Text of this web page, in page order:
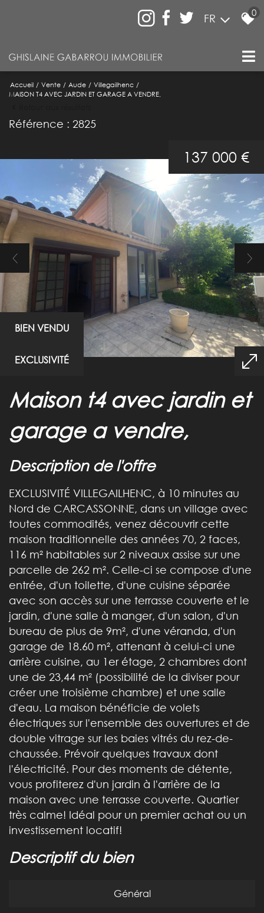
FR 0
Accueil Vente Aude
Villegailhenc
MAISON T4 AVEC JARDIN ET GARAGE A VENDRE,
Référence : 2825
BIEN VENDU
EXCLUSIVITÉ
137 000 €
maison t4 avec jardin et
garage a vendre,
description de l'offre
EXCLUSIVITÉ VILLEGAILHENC, à 10 minutes au
Nord de CARCASSONNE, dans un village avec
toutes commodités, venez découvrir cette
maison traditionnelle des années 70, 2 faces,
116 m² habitables sur 2 niveaux assise sur une
parcelle de 262 m². Celle-ci se compose d'une
entrée, d'un toilette, d'une cuisine séparée
avec son accès sur une terrasse couverte et le
jardin, d'une salle à manger, d'un salon, d'un
bureau de plus de 9m², d'une véranda, d'un
garage de 18.60 m², attenant à celui-ci une
arrière cuisine, au 1er étage, 2 chambres dont
une de 23,44 m² (possibilité de la diviser pour
créer une troisième chambre) et une salle
d'eau. La maison bénéficie de volets
électriques sur l'ensemble des ouvertures et de
double vitrage sur les baies vitrés du rez-de-
chaussée. Prévoir quelques travaux dont
l'électricité. Pour des moments de détente,
vous profiterez d'un jardin à l'arrière de la
maison avec une terrasse couverte. Quartier
très calme! Idéal pour un premier achat ou un
investissement locatif!
descriptif du bien
Général